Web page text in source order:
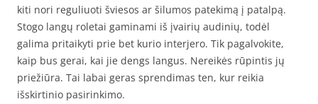
kiti nori reguliuoti šviesos ar šilumos patekimą į patalpą.
Stogo langų roletai gaminami iš įvairių audinių, todėl
galima pritaikyti prie bet kurio interjero. Tik pagalvokite,
kaip bus gerai, kai jie dengs langus. Nereikės rūpintis jų
priežiūra. Tai labai geras sprendimas ten, kur reikia
išskirtinio pasirinkimo.